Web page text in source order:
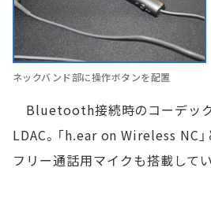
ネックバンド部に操作ボタンを配置
Bluetooth接続時のコーデック
LDAC。「h.ear on Wireless NC
フリー通話用マイクも搭載してい